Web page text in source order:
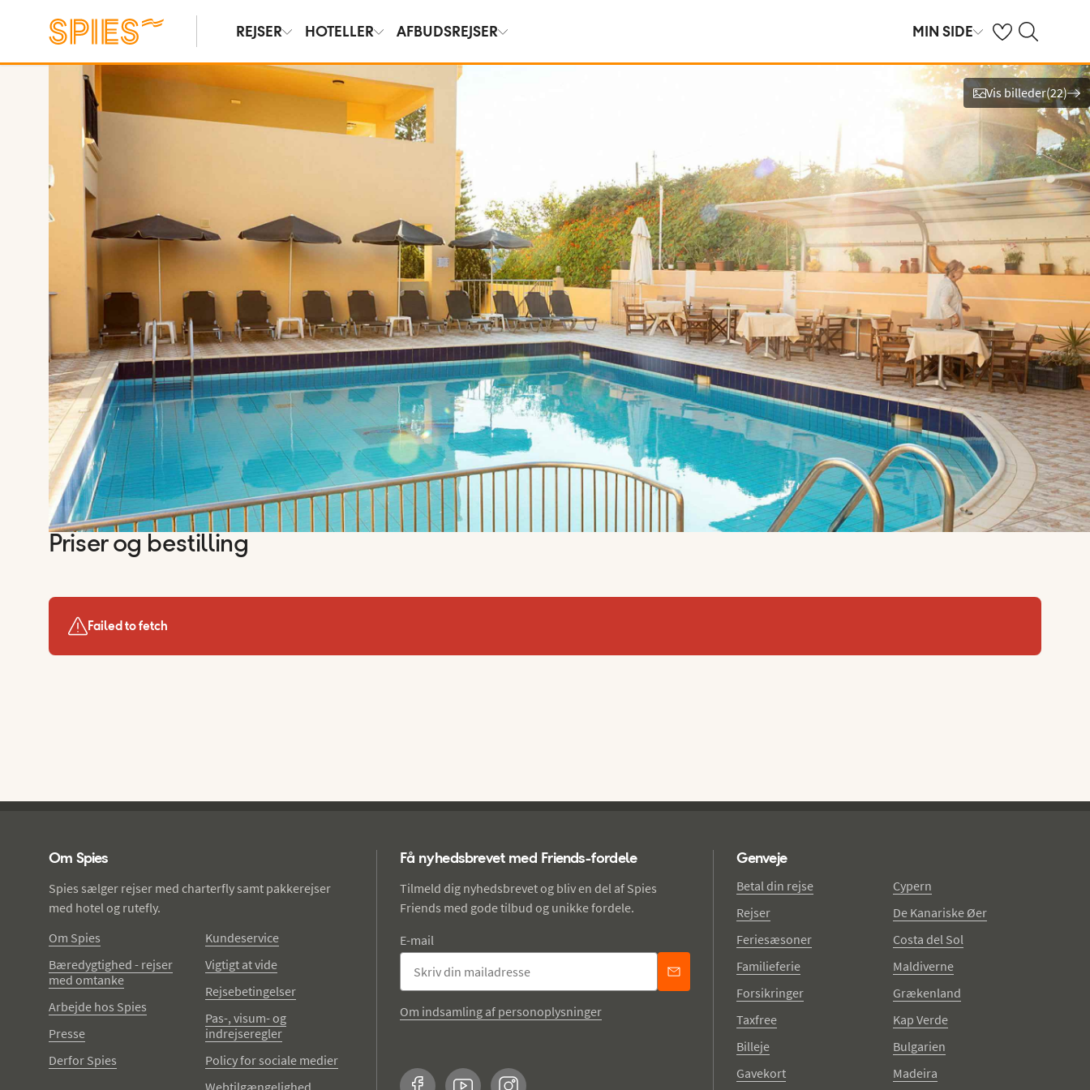
REJSER HOTELLER AFBUDSREJSER MIN SIDE Se dine gemte
Søg på spies.dk
Vis billeder(22)
Priser og bestilling
Failed to fetch
Om Spies
Spies sælger rejser med charterfly samt pakkerejser
med hotel og rutefly.
Om Spies
Bæredygtighed - rejser
med omtanke
Arbejde hos Spies
Presse
Derfor Spies
Kundeservice
Vigtigt at vide
Rejsebetingelser
Pas-, visum- og
indrejseregler
Policy for sociale medier
Webtilgængelighed
Få nyhedsbrevet med Friends-fordele
Tilmeld dig nyhedsbrevet og bliv en del af Spies
Friends med gode tilbud og unikke fordele.
E-mail
Om indsamling af personoplysninger
Genveje
Betal din rejse
Rejser
Feriesæsoner
Familieferie
Forsikringer
Taxfree
Billeje
Gavekort
Cypern
De Kanariske Øer
Costa del Sol
Maldiverne
Grækenland
Kap Verde
Bulgarien
Madeira